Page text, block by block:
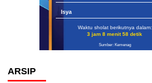
Isya
Waktu sholat berikutnya dalam:
3 jam 8 menit 57 detik
Sumber: Kemenag
ARSIP